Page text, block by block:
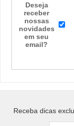
Deseja
receber
nossas
novidades
em seu
email?
Receba dicas